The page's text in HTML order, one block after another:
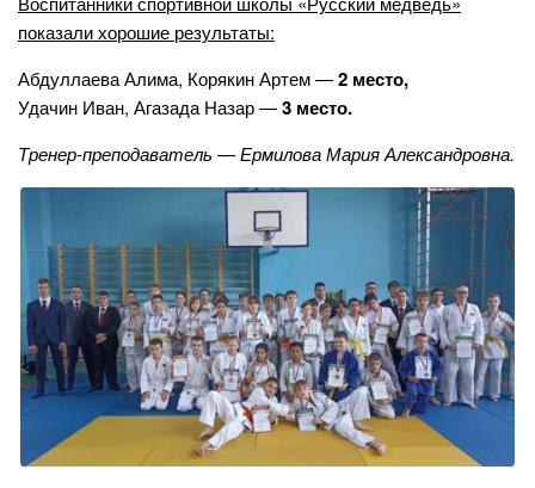
показали хорошие результаты:
Абдуллаева Алима, Корякин Артем —2 место,
Удачин Иван, Агазада Назар —3 место.
Тренер-преподаватель — Ермилова Мария Александровна.